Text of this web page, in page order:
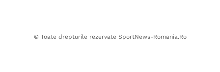
© Toate drepturile rezervate SportNews-Romania.Ro